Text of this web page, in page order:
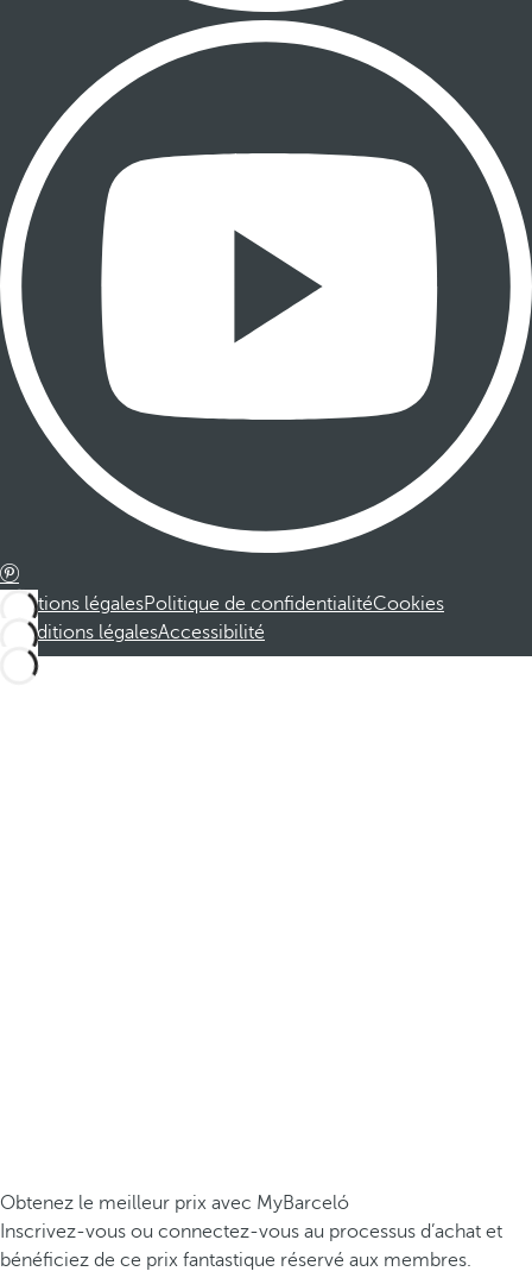
Mentions légalesPolitique de confidentialitéCookies
Conditions légalesAccessibilité
Obtenez le meilleur prix avec MyBarceló
Inscrivez-vous ou connectez-vous au processus d’achat et
bénéficiez de ce prix fantastique réservé aux membres.